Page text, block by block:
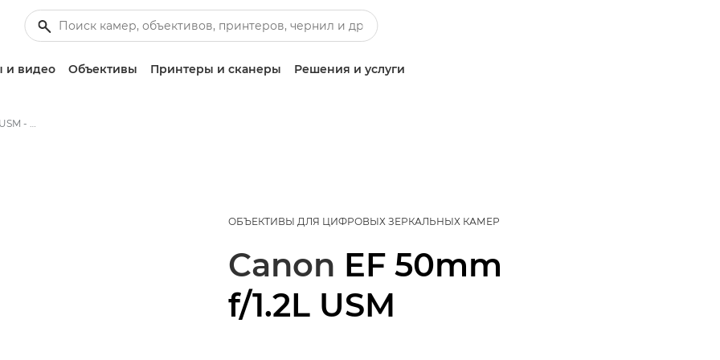
и видео Объективы Принтеры и сканеры Решения и услуги
Canon EF 50mm f/1.2L USM - Объективы - Камера и фотообъективы
ОБЪЕКТИВЫ ДЛЯ ЦИФРОВЫХ ЗЕРКАЛЬНЫХ КАМЕР
Canon EF 50mm
f/1.2L USM